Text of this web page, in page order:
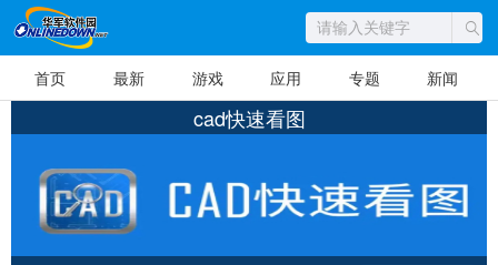
首页 最新 游戏 应用 专题 新闻
cad快速看图